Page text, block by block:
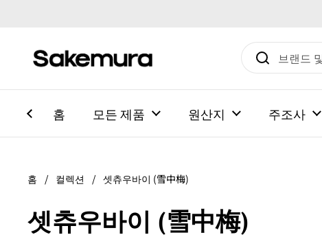
홈 모든 제품 원산지 주조사
홈 / 컬렉션 / 셋츄우바이 (雪中梅)
셋츄우바이 (雪中梅)